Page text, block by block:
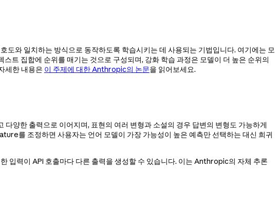
와 일치하는 방식으로 동작하도록 학습시키는 데 사용되는 기법입니다. 여기에는 모
트 집합에 순위를 매기는 것으로 구성되며, 강화 학습 과정은 모델이 더 높은 순위의
세한 내용은 이 주제에 대한 Anthropic의 논문을 읽어보세요.
한 출력으로 이어지며, 표현의 여러 변형과 소설의 경우 답변의 변형도 가능하게
를 조정하면 사용자는 언어 모델이 가장 가능성이 높은 예측만 선택하는 대신 희귀
입력이 API 호출마다 다른 출력을 생성할 수 있습니다. 이는 Anthropic의 자체 추론